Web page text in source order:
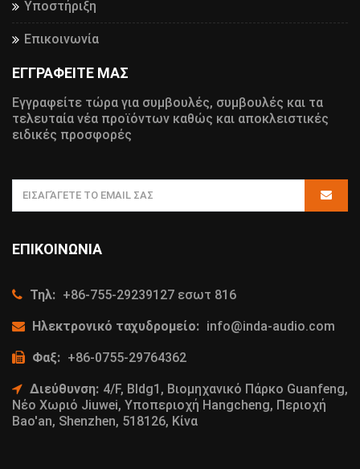
Υποστήριξη
Επικοινωνία
ΕΓΓΡΑΦΕΙΤΕ ΜΑΣ
Εγγραφείτε τώρα για συμβουλές, συμβουλές και τα
τελευταία νέα προϊόντων καθώς και αποκλειστικές
ειδικές προσφορές
ΕΠΙΚΟΙΝΩΝΊΑ
Τηλ: +86-755-29239127 εσωτ 816
Ηλεκτρονικό ταχυδρομείο: info@inda-audio.com
Φαξ: +86-0755-29764362
Διεύθυνση: 4/F, Bldg1, Βιομηχανικό Πάρκο Guanfeng,
Νέο Χωριό Jiuwei, Υποπεριοχή Hangcheng, Περιοχή
Bao'an, Shenzhen, 518126, Κίνα